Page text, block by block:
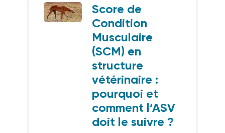
Score de
Condition
Musculaire
(SCM) en
structure
vétérinaire :
pourquoi et
comment l’ASV
doit le suivre ?